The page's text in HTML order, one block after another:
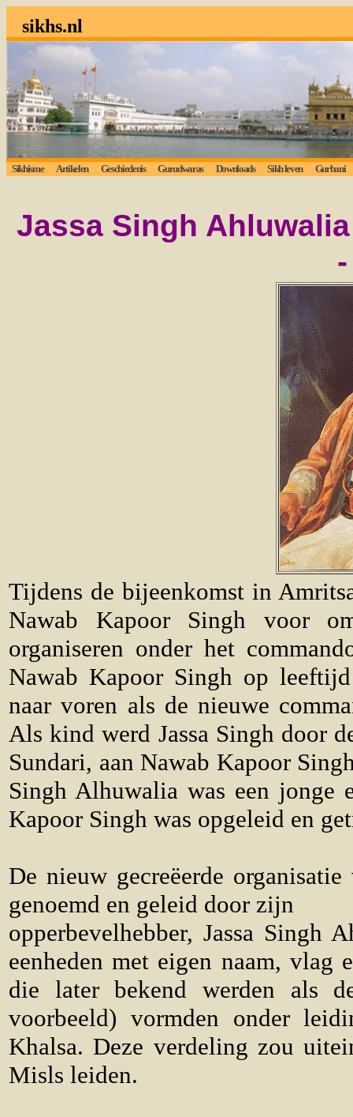
sikhs.nl
Sikhisme Artikelen Geschiedenis Gurudwaras Downloads Sikh leven Gurbani
Jassa Singh
Tijdens de bijeenkomst in
Nawab Kapoor Singh voor
organiseren onder het
Nawab Kapoor Singh op
naar voren als de nieuwe
Als kind werd Jassa Singh door
Sundari, aan Nawab Kapoor
Singh Alhuwalia was een jonge
Kapoor Singh was opgeleid en
De nieuw gecreëerde
genoemd en geleid door zijn
opperbevelhebber, Jassa Singh
eenheden met eigen naam, vlag
die later bekend werden als
voorbeeld) vormden onder
Khalsa. Deze verdeling zou
Misls leiden.